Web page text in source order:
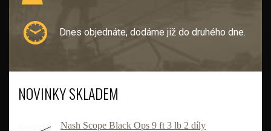
Dnes objednáte, dodáme již do druhého dne.
NOVINKY SKLADEM
Nash Scope Black Ops 9 ft 3 lb 2 díly